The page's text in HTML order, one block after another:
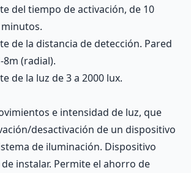
del tiempo de activación, de 10
de la distancia de detección. Pared
8m (radial).
de la luz de 3 a 2000 lux.
e intensidad de luz, que
desactivación de un dispositivo
de iluminación. Dispositivo
instalar. Permite el ahorro de